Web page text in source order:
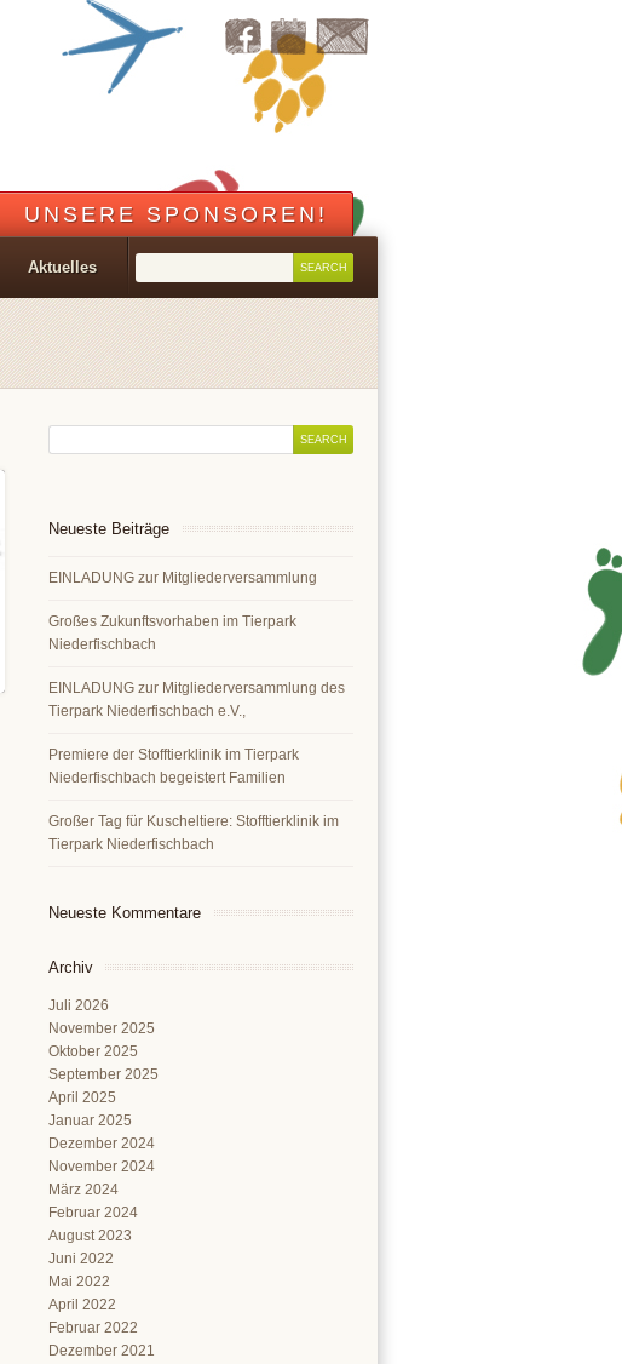
UNSERE SPONSOREN!
Aktuelles
Neueste Beiträge
EINLADUNG zur Mitgliederversammlung
Großes Zukunftsvorhaben im Tierpark
Niederfischbach
EINLADUNG zur Mitgliederversammlung des
Tierpark Niederfischbach e.V.,
Premiere der Stofftierklinik im Tierpark
Niederfischbach begeistert Familien
Großer Tag für Kuscheltiere: Stofftierklinik im
Tierpark Niederfischbach
Neueste Kommentare
Archiv
Juli 2026
November 2025
Oktober 2025
September 2025
April 2025
Januar 2025
Dezember 2024
November 2024
März 2024
Februar 2024
August 2023
Juni 2022
Mai 2022
April 2022
Februar 2022
Dezember 2021